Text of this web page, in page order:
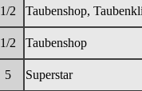
1/2
Taubenshop,
1/2
Taubenshop
5
Superstar